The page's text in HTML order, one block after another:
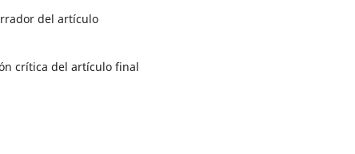
del artículo
crítica del artículo final